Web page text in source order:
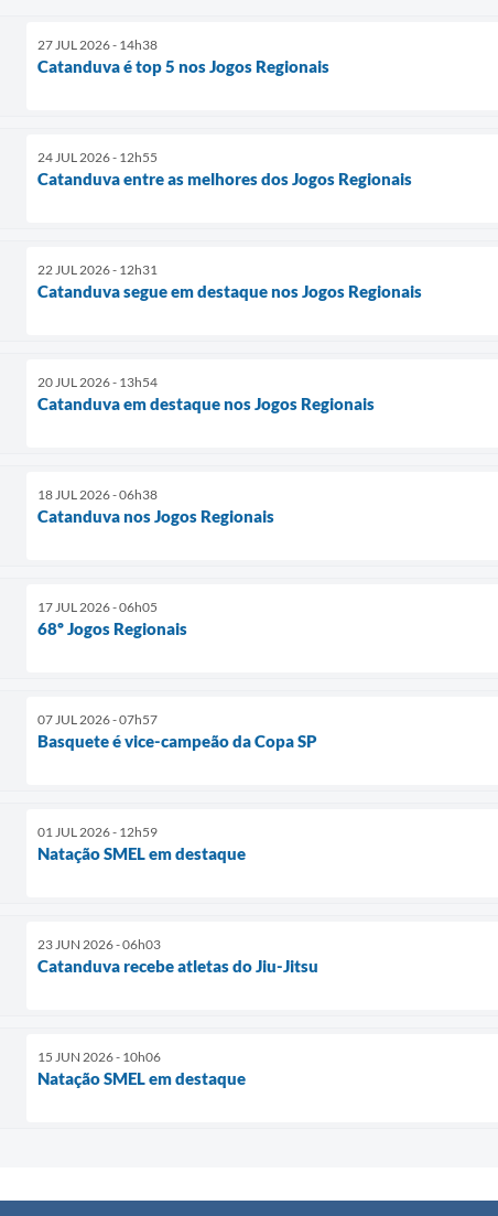
27 JUL 2026 - 14h38
Catanduva é top 5 nos Jogos Regionais
24 JUL 2026 - 12h55
Catanduva entre as melhores dos Jogos Regionais
22 JUL 2026 - 12h31
Catanduva segue em destaque nos Jogos Regionais
20 JUL 2026 - 13h54
Catanduva em destaque nos Jogos Regionais
18 JUL 2026 - 06h38
Catanduva nos Jogos Regionais
17 JUL 2026 - 06h05
68º Jogos Regionais
07 JUL 2026 - 07h57
Basquete é vice-campeão da Copa SP
01 JUL 2026 - 12h59
Natação SMEL em destaque
23 JUN 2026 - 06h03
Catanduva recebe atletas do Jiu-Jitsu
15 JUN 2026 - 10h06
Natação SMEL em destaque